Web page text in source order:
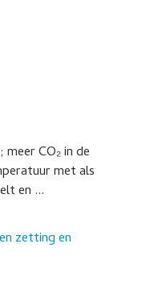
CO₂ in de
met als
en ...